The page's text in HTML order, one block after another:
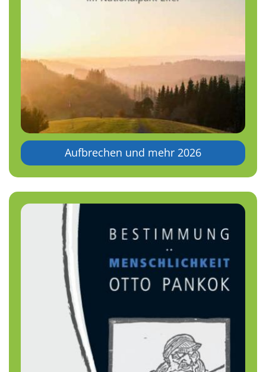
Aufbrechen und mehr 2026